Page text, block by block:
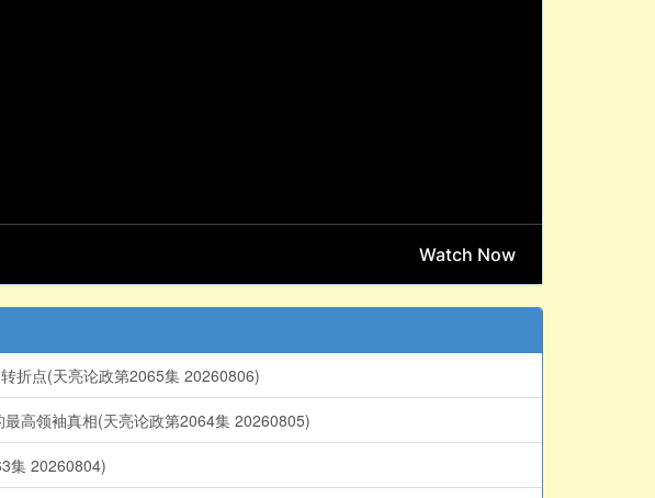
折点(天亮论政第2065集 20260806)
高领袖真相(天亮论政第2064集 20260805)
集 20260804)